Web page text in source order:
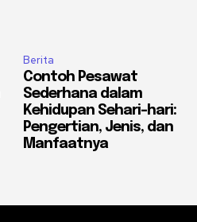
Berita
Contoh Pesawat
Sederhana dalam
Kehidupan Sehari-hari:
Pengertian, Jenis, dan
Manfaatnya